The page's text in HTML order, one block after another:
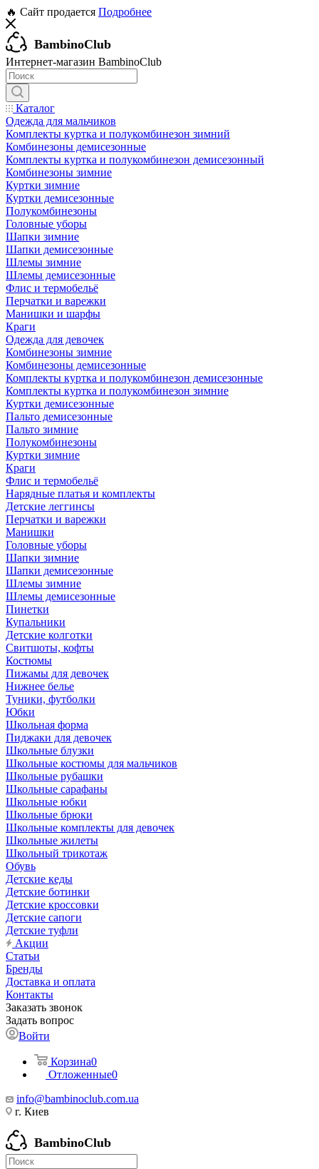
🔥 Сайт продается Подробнее
BambinoClub
Интернет-магазин BambinoClub
Каталог
Одежда для мальчиков
Комплекты куртка и полукомбинезон зимний
Комбинезоны демисезонные
Комплекты куртка и полукомбинезон демисезонный
Комбинезоны зимние
Куртки зимние
Куртки демисезонные
Полукомбинезоны
Головные уборы
Шапки зимние
Шапки демисезонные
Шлемы зимние
Шлемы демисезонные
Флис и термобельё
Перчатки и варежки
Манишки и шарфы
Краги
Одежда для девочек
Комбинезоны зимние
Комбинезоны демисезонные
Комплекты куртка и полукомбинезон демисезонные
Комплекты куртка и полукомбинезон зимние
Куртки демисезонные
Пальто демисезонные
Пальто зимние
Полукомбинезоны
Куртки зимние
Краги
Флис и термобельё
Нарядные платья и комплекты
Детские леггинсы
Перчатки и варежки
Манишки
Головные уборы
Шапки зимние
Шапки демисезонные
Шлемы зимние
Шлемы демисезонные
Пинетки
Купальники
Детские колготки
Свитшоты, кофты
Костюмы
Пижамы для девочек
Нижнее белье
Туники, футболки
Юбки
Школьная форма
Пиджаки для девочек
Школьные блузки
Школьные костюмы для мальчиков
Школьные рубашки
Школьные сарафаны
Школьные юбки
Школьные брюки
Школьные комплекты для девочек
Школьные жилеты
Школьный трикотаж
Обувь
Детские кеды
Детские ботинки
Детские кроссовки
Детские сапоги
Детские туфли
Акции
Статьи
Бренды
Доставка и оплата
Контакты
Заказать звонок
Задать вопрос
Войти
Корзина0
Отложенные0
info@bambinoclub.com.ua
г. Киев
BambinoClub